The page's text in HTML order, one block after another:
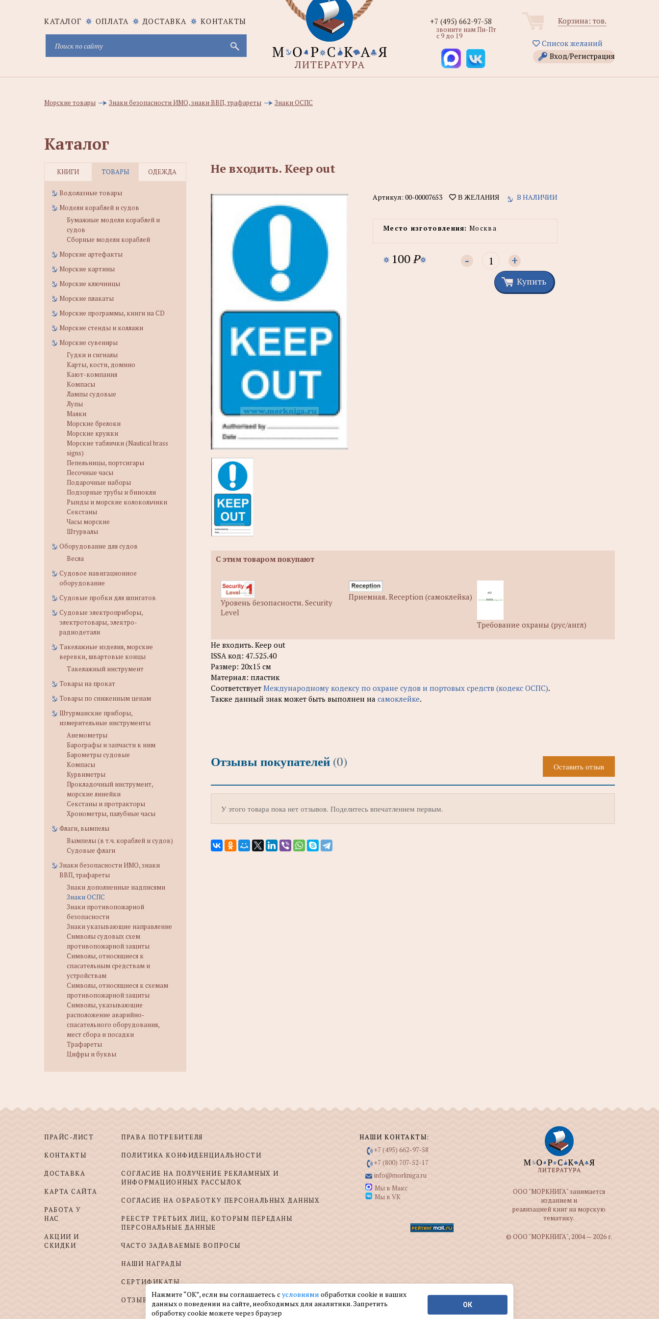
КАТАЛОГ ОПЛАТА ДОСТАВКА КОНТАКТЫ Корзина: тов.
Список желаний
Вход/Регистрация
+7 (495) 662-97-58
звоните нам Пн-Пт
с 9 до 19
Морские товары Знаки безопасности ИМО, знаки ВВП, трафареты Знаки ОСПС
Каталог
КНИГИ ТОВАРЫ ОДЕЖДА
Водолазные товары
Модели кораблей и судов
Бумажные модели кораблей и
судов
Сборные модели кораблей
Морские артефакты
Морские картины
Морские ключницы
Морские плакаты
Морские программы, книги на CD
Морские стенды и коллажи
Морские сувениры
Гудки и сигналы
Карты, кости, домино
Кают-компания
Компасы
Лампы судовые
Лупы
Маяки
Морские брелоки
Морские кружки
Морские таблички (Nautical brass
signs)
Пепельницы, портсигары
Песочные часы
Подарочные наборы
Подзорные трубы и бинокли
Рынды и морские колокольчики
Секстаны
Часы морские
Штурвалы
Оборудование для судов
Весла
Судовое навигационное
оборудование
Судовые пробки для шпигатов
Судовые электроприборы,
электротовары, электро-
радиодетали
Такелажные изделия, морские
веревки, швартовые концы
Такелажный инструмент
Товары на прокат
Товары по сниженным ценам
Штурманские приборы,
измерительные инструменты
Анемометры
Барографы и запчасти к ним
Барометры судовые
Компасы
Курвиметры
Прокладочный инструмент,
морские линейки
Секстаны и протракторы
Хронометры, палубные часы
Флаги, вымпелы
Вымпелы (в т.ч. кораблей и судов)
Судовые флаги
Знаки безопасности ИМО, знаки
ВВП, трафареты
Знаки дополненные надписями
Знаки ОСПС
Знаки противопожарной
безопасности
Знаки указывающие направление
Символы судовых схем
противопожарной защиты
Символы, относящиеся к
спасательным средствам и
устройствам
Символы, относящиеся к схемам
противопожарной защиты
Символы, указывающие
расположение аварийно-
спасательного оборудования,
мест сбора и посадки
Трафареты
Цифры и буквы
Не входить. Keep out
Артикул: 00-00007653 В ЖЕЛАНИЯ В НАЛИЧИИ
Место изготовления: Москва
100P - +
Купить
С этим товаром покупают
Уровень безопасности. Security
Level
Приемная. Reception (самоклейка)
Требование охраны (рус/англ)
Не входить. Keep out
ISSA код: 47.525.40
Размер: 20х15 см
Материал: пластик
Соответствует Международному кодексу по охране судов и портовых средств (кодекс ОСПС).
Также данный знак может быть выполнен на самоклейке.
Отзывы покупателей (0) Оставить отзыв
У этого товара пока нет отзывов. Поделитесь впечатлением первым.
ПРАЙС-ЛИСТ
КОНТАКТЫ
ДОСТАВКА
КАРТА САЙТА
РАБОТА У
НАС
АКЦИИ И
СКИДКИ
ПРАВА ПОТРЕБИТЕЛЯ
ПОЛИТИКА КОНФИДЕНЦИАЛЬНОСТИ
СОГЛАСИЕ НА ПОЛУЧЕНИЕ РЕКЛАМНЫХ И
ИНФОРМАЦИОННЫХ РАССЫЛОК
СОГЛАСИЕ НА ОБРАБОТКУ ПЕРСОНАЛЬНЫХ ДАННЫХ
РЕЕСТР ТРЕТЬИХ ЛИЦ, КОТОРЫМ ПЕРЕДАНЫ
ПЕРСОНАЛЬНЫЕ ДАННЫЕ
ЧАСТО ЗАДАВАЕМЫЕ ВОПРОСЫ
НАШИ НАГРАДЫ
СЕРТИФИКАТЫ
ОТЗЫВЫ И ПОЖЕЛАНИЯ
НАШИ КОНТАКТЫ:
+7 (495) 662-97-58
+7 (800) 707-52-17
info@morkniga.ru
Мы в Макс
Мы в VK
ООО "МОРКНИГА" занимается
изданием и
реализацией книг на морскую
тематику.
© ООО "МОРКНИГА", 2004 — 2026 г.
Нажмите “ОК”, если вы соглашаетесь с условиями обработки cookie и ваших
данных о поведении на сайте, необходимых для аналитики. Запретить
обработку cookie можете через браузер
ОК